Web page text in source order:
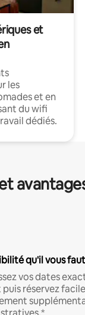
et
les
et en
du wifi
dédiés.
qu'il vous faut
vos dates
réservez